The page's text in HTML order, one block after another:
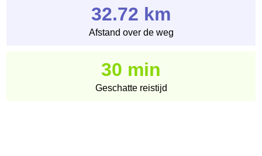
32.72 km
Afstand over de weg
30 min
Geschatte reistijd